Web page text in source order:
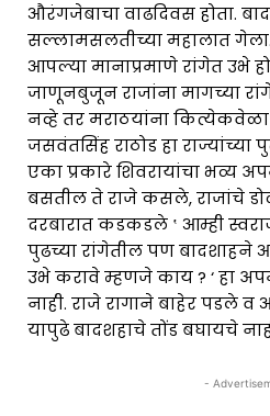
औरंगजेबाचा वाढदिवस होता.
सल्लामसलतीच्या महालात
आपल्या मानाप्रमाणे रांगेत उभे
जाणूनबुजून राजांना मागच्या
नव्हे तर मराठयांना
जसवंतसिंह राठोड हा राज्यांच्या
एका प्रकारे शिवरायांचा भव्य
बसतील ते राजे कसले, राजांचे
दरबारात कडकडले ‛ आम्ही
पुढच्या रांगेतील पण बादशाहने
उभे करावे म्हणजे काय ? ‘ हा
नाही. राजे रागाने बाहेर पडले
यापुढे बादशहाचे तोंड बघायचे
-